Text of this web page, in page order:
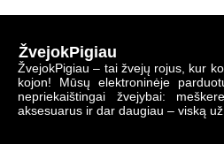
ŽvejokPigiau
ŽvejokPigiau – tai žvejų rojus, kur
kojon! Mūsų elektroninėje
nepriekaištingai žvejybai:
aksesuarus ir dar daugiau – viską